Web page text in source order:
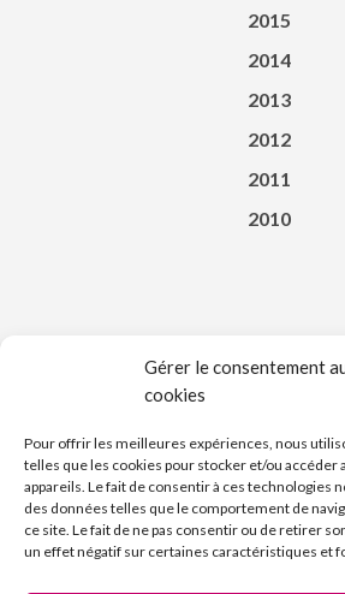
Gérer le consentement
cookies
Pour offrir les meilleures expériences, nous
telles que les cookies pour stocker et/ou accéder
appareils. Le fait de consentir à ces technologies
des données telles que le comportement de
ce site. Le fait de ne pas consentir ou de retirer
un effet négatif sur certaines caractéristiques et
2015
2014
2013
2012
2011
2010
Téléchargez l’appli du